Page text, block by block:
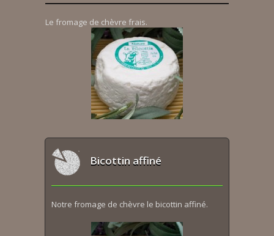
Le fromage de chèvre frais.
Bicottin affiné
Notre fromage de chèvre le bicottin affiné.